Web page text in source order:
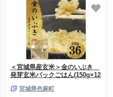
＜宮城県産玄米＞金のいぶき
発芽玄米パックごはん(150g×12
宮城県色麻町